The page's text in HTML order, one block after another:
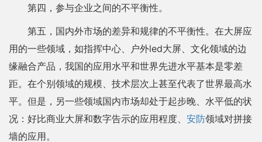
第四，参与企业之间的不平衡性。
第五，国内外市场的差异和规律的不平衡性。在大屏应
用的一些领域，如指挥中心、户外led大屏、文化领域的边
缘融合产品，我国的应用水平和世界先进水平基本是零差
距。在个别领域的规模、技术层次上甚至代表了世界最高水
平。但是，另一些领域国内市场却处于起步晚、水平低的状
况：好比商业大屏和数字告示的应用程度、 安防领域对拼接
墙的应用。